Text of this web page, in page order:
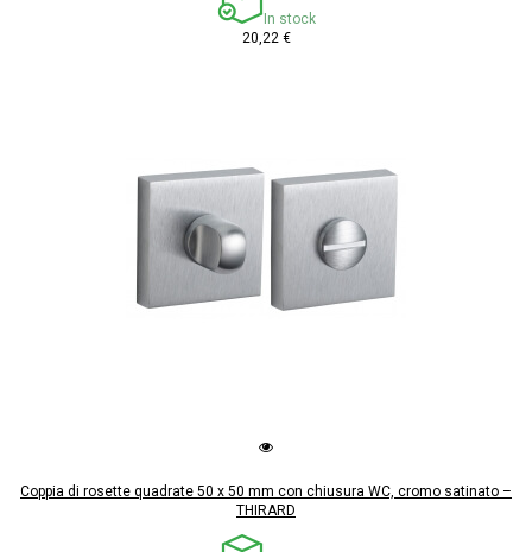
In stock
20,22 €
Coppia di rosette quadrate 50 x 50 mm con chiusura WC, cromo satinato –
THIRARD